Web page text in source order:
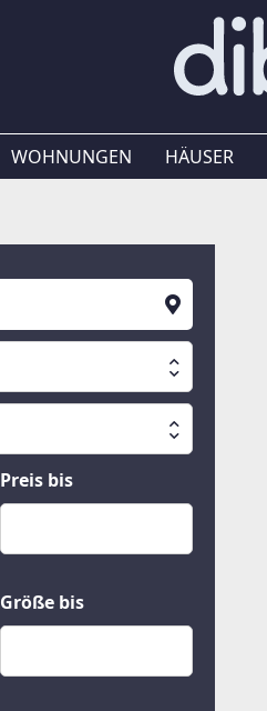
WOHNUNGEN HÄUSER
Preis bis
Größe bis